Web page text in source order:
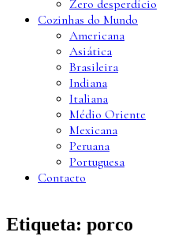
Zero desperdício
Cozinhas do Mundo
Americana
Asiática
Brasileira
Indiana
Italiana
Médio Oriente
Mexicana
Peruana
Portuguesa
Contacto
Etiqueta: porco